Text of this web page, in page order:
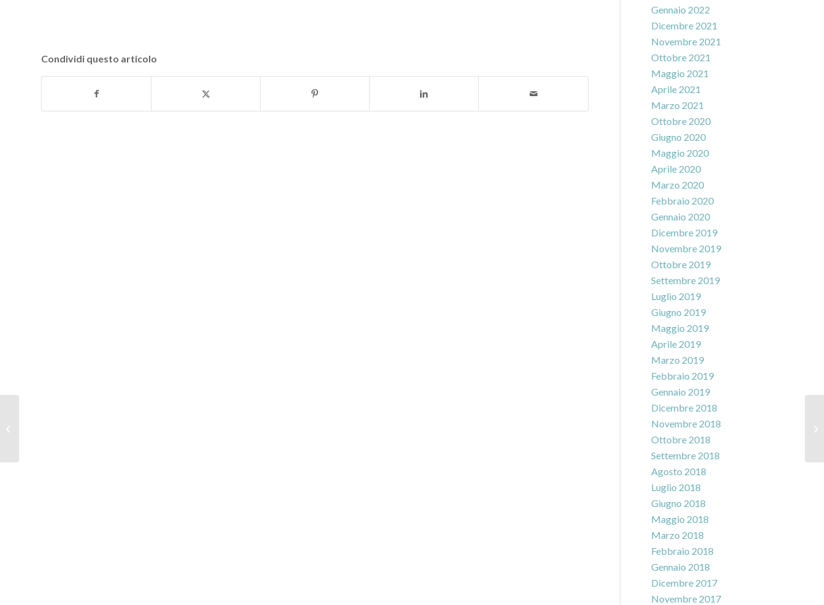
Condividi questo articolo
Gennaio 2022
Dicembre 2021
Novembre 2021
Ottobre 2021
Maggio 2021
Aprile 2021
Marzo 2021
Ottobre 2020
Giugno 2020
Maggio 2020
Aprile 2020
Marzo 2020
Febbraio 2020
Gennaio 2020
Dicembre 2019
Novembre 2019
Ottobre 2019
Settembre 2019
Luglio 2019
Giugno 2019
Maggio 2019
Aprile 2019
Marzo 2019
Febbraio 2019
Gennaio 2019
Dicembre 2018
Novembre 2018
Ottobre 2018
Settembre 2018
Agosto 2018
Luglio 2018
Giugno 2018
Maggio 2018
Marzo 2018
Febbraio 2018
Gennaio 2018
Dicembre 2017
Novembre 2017